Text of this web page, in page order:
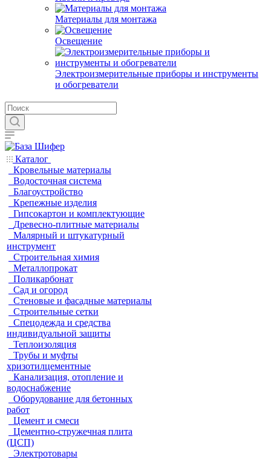
Материалы для монтажа
Освещение
Электроизмерительные приборы и инструменты
и обогреватели
Каталог
Кровельные материалы
Водосточная система
Благоустройство
Крепежные изделия
Гипсокартон и комплектующие
Древесно-плитные материалы
Малярный и штукатурный
инструмент
Строительная химия
Металлопрокат
Поликарбонат
Сад и огород
Стеновые и фасадные материалы
Строительные сетки
Спецодежда и средства
индивидуальной защиты
Теплоизоляция
Трубы и муфты
хризотилцементные
Канализация, отопление и
водоснабжение
Оборудование для бетонных
работ
Цемент и смеси
Цементно-стружечная плита
(ЦСП)
Электротовары